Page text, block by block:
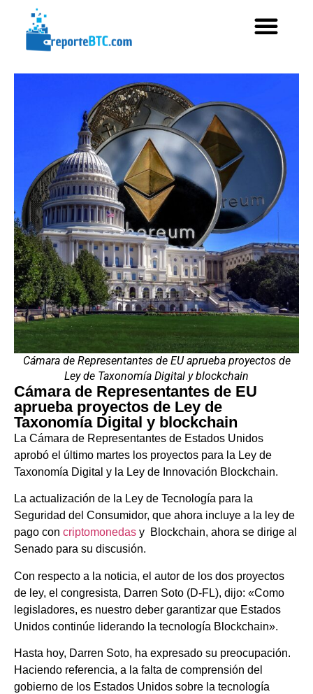
Cámara de Representantes de EU aprueba proyectos de
Ley de Taxonomía Digital y blockchain
Cámara de Representantes de EU
aprueba proyectos de Ley de
Taxonomía Digital y blockchain
La Cámara de Representantes de Estados Unidos
aprobó el último martes los proyectos para la Ley de
Taxonomía Digital y la Ley de Innovación Blockchain.
La actualización de la Ley de Tecnología para la
Seguridad del Consumidor, que ahora incluye a la ley de
pago con criptomonedas y Blockchain, ahora se dirige al
Senado para su discusión.
Con respecto a la noticia, el autor de los dos proyectos
de ley, el congresista, Darren Soto (D-FL), dijo: «Como
legisladores, es nuestro deber garantizar que Estados
Unidos continúe liderando la tecnología Blockchain».
Hasta hoy, Darren Soto, ha expresado su preocupación.
Haciendo referencia, a la falta de comprensión del
gobierno de los Estados Unidos sobre la tecnología